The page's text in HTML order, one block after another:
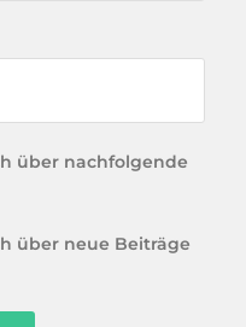
über nachfolgende
über neue Beiträge